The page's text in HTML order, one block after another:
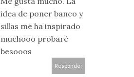
idea de poner banco y
sillas me ha inspirado
muchooo probaré
besooos
Responder